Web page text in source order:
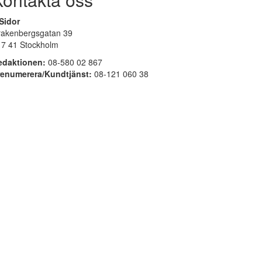
39
41 Stockholm
08-580 02 867
Kundtjänst: 08-121 060 38